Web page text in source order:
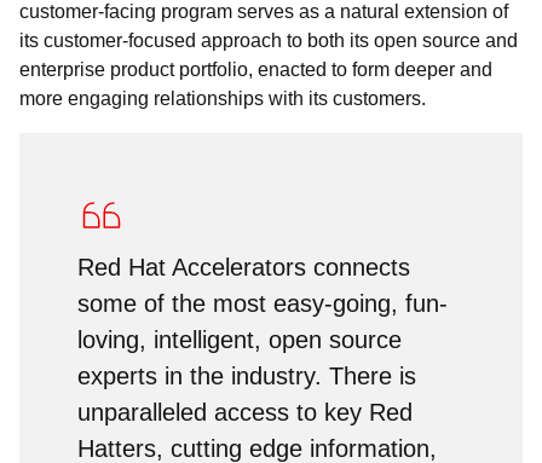
customer-facing program serves as a natural extension of
its customer-focused approach to both its open source and
enterprise product portfolio, enacted to form deeper and
more engaging relationships with its customers.
Red Hat Accelerators connects
some of the most easy-going, fun-
loving, intelligent, open source
experts in the industry. There is
unparalleled access to key Red
Hatters, cutting edge information,